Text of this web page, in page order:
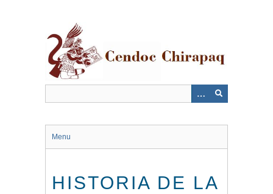
Menu
HISTORIA DE LA